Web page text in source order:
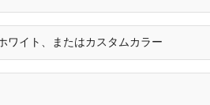
ワイト、またはカスタムカラー